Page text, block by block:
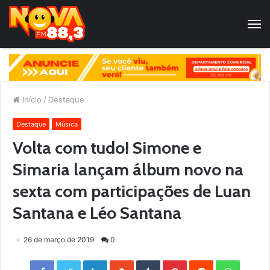
Início / Destaque
Destaque Música
Volta com tudo! Simone e
Simaria lançam álbum novo na
sexta com participações de Luan
Santana e Léo Santana
26 de março de 2019 0
Facebook Twitter LinkedIn StumbleUpon Tumblr Pinterest Reddit